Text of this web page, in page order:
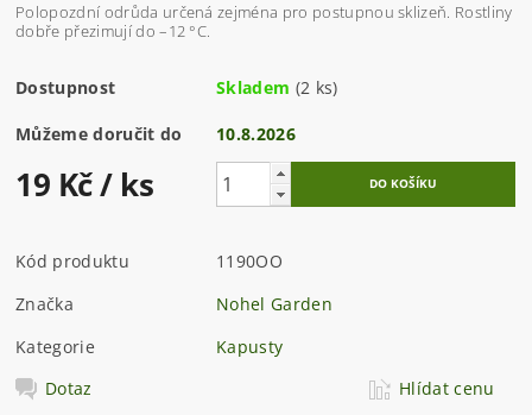
Polopozdní odrůda určená zejména pro postupnou sklizeň. Rostliny
dobře přezimují do –12 °C.
Dostupnost Skladem (2 ks)
Můžeme doručit do 10.8.2026
19 Kč/ ks
Kód produktu
1190OO
Značka
Nohel Garden
Kategorie
Kapusty
Dotaz
Hlídat cenu